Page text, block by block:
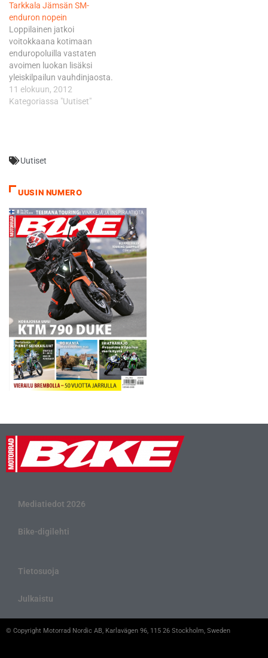
Unohdin vain ilmoittautua
kisaan, kun oli MM-sarjan
kiireitä Espanjassa.
Järjestäjät ottivat minut
vielä mukaan, joten pääsen
yrittämään voittoa, Remes
kertoi hyväntuulisena. -
Kisaaminen on aina
tehokasta treeniä MM-sarjaa
Tarkkala Jämsän SM-
enduron nopein
Loppilainen jatkoi
voitokkaana kotimaan
enduropoluilla vastaten
avoimen luokan lisäksi
yleiskilpailun vauhdinjaosta.
Tarkkalan takana avoimen
luokan toiseksi ajoi Tuusulan
Pohjamo yli kolme minuuttia
Tarkkalan takana
yleiskilpailun toiseksi nopein
oli KTM-kuljettaja Eero
Remes jääden Betaa
käskevälle Tarkkalalle 13
sekuntia.…
11 elokuun, 2012
Kategoriassa "Uutiset"
Uutiset
UUSIN NUMERO
Mediatiedot 2026
Bike-digilehti
Tietosuoja
Julkaistu
© Copyright Motorrad Nordic AB, Karlavägen 96, 115 26 Stockholm, Sweden